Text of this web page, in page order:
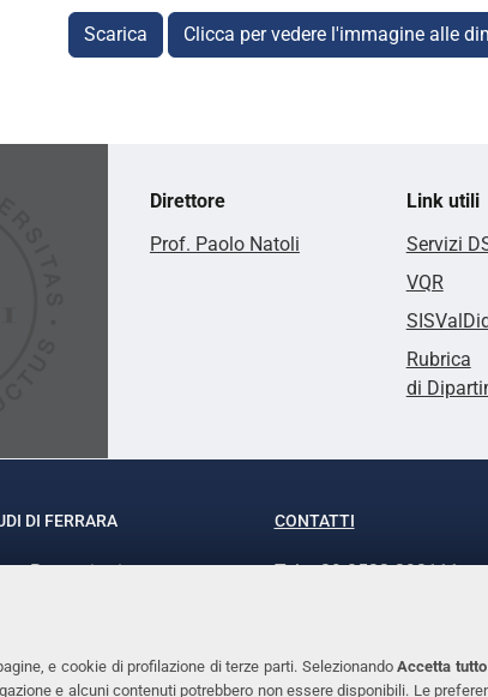
e cookie di profilazione di terze parti. SelezionandoAccetta tutto
e alcuni contenuti potrebbero non essere disponibili. Le
Scarica Clicca per vedere l'immagine alle
Direttore
Prof. Paolo Natoli
Link utili
Servizi
VQR
Rubrica
di
DI FERRARA
Ramaciotti
CONTATTI
Tel. +39 0532 293111